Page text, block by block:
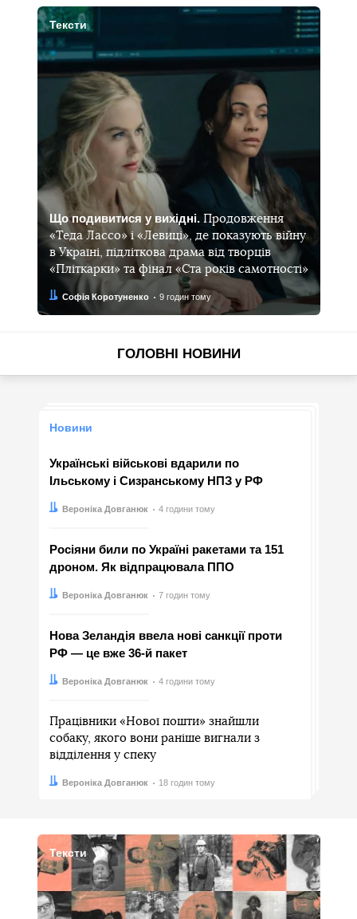
Тексти
Що подивитися у вихідні. Продовження
«Теда Лассо» і «Левиці», де показують війну
в Україні, підліткова драма від творців
«Пліткарки» та фінал «Ста років самотності»
Автор:
Софія Коротуненко
Дата: 9 годин тому
ГОЛОВНІ НОВИНИ
Новини
Українські військові вдарили по
Ільському і Сизранському НПЗ у РФ
Автор:
Вероніка Довганюк
Дата: 4 години тому
Росіяни били по Україні ракетами та 151
дроном. Як відпрацювала ППО
Автор:
Вероніка Довганюк
Дата: 7 годин тому
Нова Зеландія ввела нові санкції проти
РФ — це вже 36-й пакет
Автор:
Вероніка Довганюк
Дата: 4 години тому
Працівники «Нової пошти» знайшли
собаку, якого вони раніше вигнали з
відділення у спеку
Автор:
Вероніка Довганюк
Дата: 18 годин тому
Тексти